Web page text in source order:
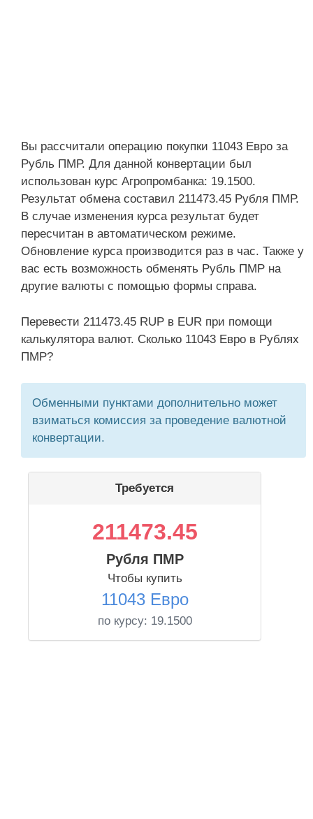
Вы рассчитали операцию покупки 11043 Евро за
Рубль ПМР. Для данной конвертации был
использован курс Агропромбанка: 19.1500.
Результат обмена составил 211473.45 Рубля ПМР.
В случае изменения курса результат будет
пересчитан в автоматическом режиме.
Обновление курса производится раз в час. Также у
вас есть возможность обменять Рубль ПМР на
другие валюты с помощью формы справа.
Перевести 211473.45 RUP в EUR при помощи
калькулятора валют. Сколько 11043 Евро в Рублях
ПМР?
Обменными пунктами дополнительно может
взиматься комиссия за проведение валютной
конвертации.
Требуется
211473.45
Рубля ПМР
Чтобы купить
11043 Евро
по курсу: 19.1500